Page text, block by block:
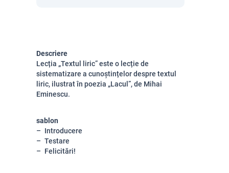
Descriere
Lecția „Textul liric” este o lecție de
sistematizare a cunoștințelor despre textul
liric, ilustrat în poezia „Lacul”, de Mihai
Eminescu.
sablon
Introducere
Testare
Felicitări!